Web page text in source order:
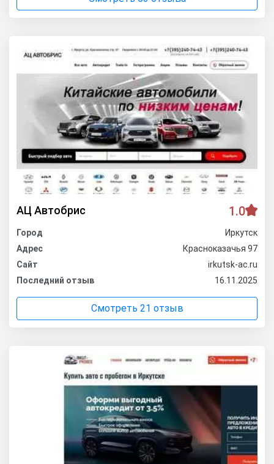
АЦ Автобрис 1.0
Город
Иркутск
Адрес
Красноказачья 97
Сайт
irkutsk-ac.ru
Последний отзыв
16.11.2025
Смотреть 21 отзыв